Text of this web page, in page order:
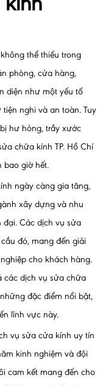
kính
thể thiếu trong
phòng, cửa hàng,
diện như một yếu tố
nghi và an toàn. Tuy
hư hỏng, trầy xước
chữa kính TP. Hồ Chí
bao giờ hết.
ngày càng gia tăng,
xây dựng và nhu
đại. Các dịch vụ sửa
đó, mang đến giải
cho khách hàng.
các dịch vụ sửa chữa
đặc điểm nổi bật,
lĩnh vực này.
vụ sửa cửa kính uy tín
kinh nghiệm và đội
cam kết mang đến cho